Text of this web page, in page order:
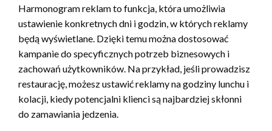
Harmonogram reklam to funkcja, która umożliwia
ustawienie konkretnych dni i godzin, w których reklamy
będą wyświetlane. Dzięki temu można dostosować
kampanie do specyficznych potrzeb biznesowych i
zachowań użytkowników. Na przykład, jeśli prowadzisz
restaurację, możesz ustawić reklamy na godziny lunchu i
kolacji, kiedy potencjalni klienci są najbardziej skłonni
do zamawiania jedzenia.